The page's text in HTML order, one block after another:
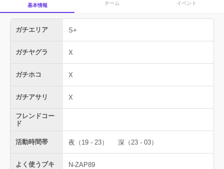
基本情報 チーム イベント
ガチエリア S+
ガチヤグラ X
ガチホコ X
ガチアサリ X
フレンドコー
ド
活動時間帯 夜（19 - 23） 深（23 - 03）
よく使うブキ N-ZAP89